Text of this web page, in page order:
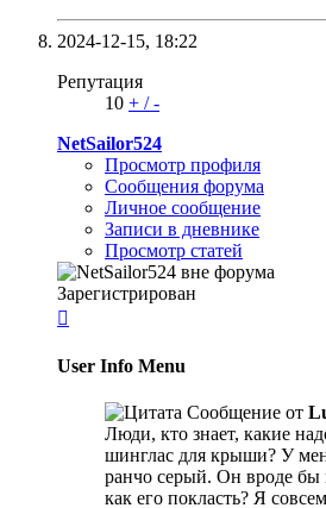
2024-12-15, 18:22
Репутация
10 + /-
NetSailor524
Просмотр профиля
Сообщения форума
Личное сообщение
Записи в дневнике
Просмотр статей
Зарегистрирован

User Info Menu
Сообщение от
Люди, кто знает, какие
шинглас для крыши? У
ранчо серый. Он вроде бы
как его покласть? Я